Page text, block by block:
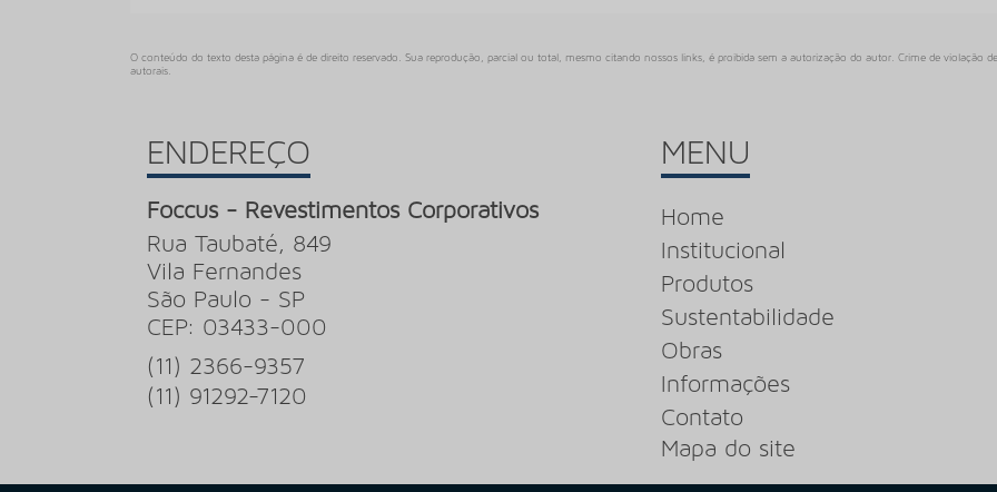
O conteúdo do texto desta página é de direito reservado. Sua reprodução, parcial ou total, mesmo citando nossos links, é proibida sem a autorização do autor. Crime de violação
autorais
ENDEREÇO
Foccus - Revestimentos Corporativos
Rua Taubaté, 849
Vila Fernandes
São Paulo - SP
CEP: 03433-000
(11) 2366-9357
(11) 91292-7120
MENU
Home
Institucional
Produtos
Sustentabilidade
Obras
Informações
Contato
Mapa do site